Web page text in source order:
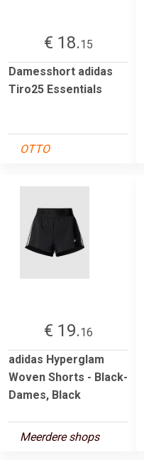
€ 18.15
Damesshort adidas
Tiro25 Essentials
OTTO
€ 19.16
adidas Hyperglam
Woven Shorts - Black-
Dames, Black
Meerdere shops